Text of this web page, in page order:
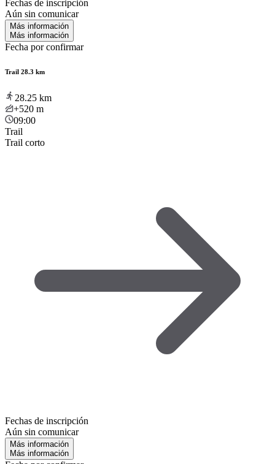
Fechas de inscripción
Aún sin comunicar
Más información
Más información
Fecha por confirmar
Trail 28.3 km
28.25 km
+520 m
09:00
Trail
Trail corto
Fechas de inscripción
Aún sin comunicar
Más información
Más información